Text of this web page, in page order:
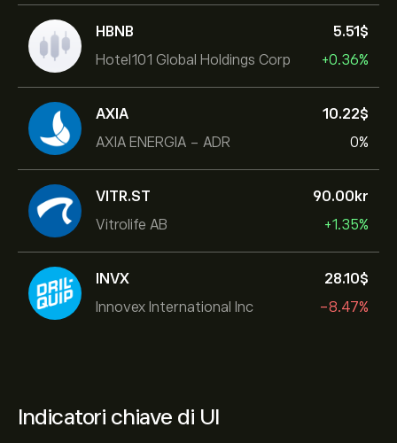
HBNB
Hotel101 Global Holdings Corp
5.51‎$‎
+0.36%
AXIA
AXIA ENERGIA - ADR
10.22‎$‎
0%
VITR.ST
Vitrolife AB
90.00‎kr‎
+1.35%
INVX
Innovex International Inc
28.10‎$‎
-8.47%
Indicatori chiave di UI